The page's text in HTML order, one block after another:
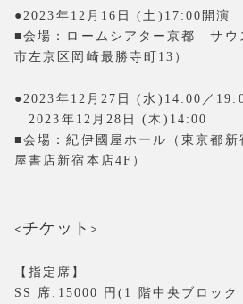
●2023年12月16日 (土)17:00開演
■会場：ロームシアター京都 サウ
市左京区岡崎最勝寺町13）
●2023年12月27日 (水)14:00／
2023年12月28日 (木)14:00
■会場：紀伊國屋ホール（東京都
屋書店新宿本店4F）
<チケット>
【指定席】
SS 席:15000 円(1 階中央ブロック